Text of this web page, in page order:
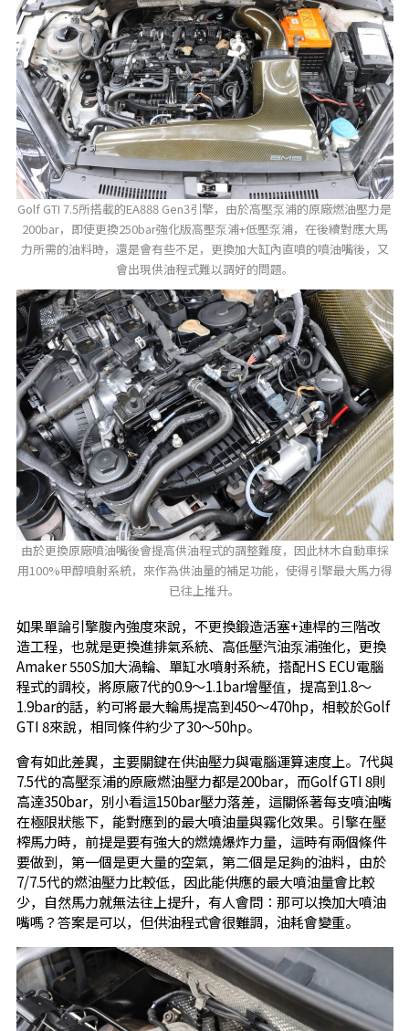
Golf GTI 7.5所搭載的EA888 Gen3引擎，由於高壓泵浦的原廠燃油壓力是
200bar，即使更換250bar強化版高壓泵浦+低壓泵浦，在後續對應大馬
力所需的油料時，還是會有些不足，更換加大缸內直噴的噴油嘴後，又
會出現供油程式難以調好的問題。
由於更換原廠噴油嘴後會提高供油程式的調整難度，因此林木自動車採
用100%甲醇噴射系統，來作為供油量的補足功能，使得引擎最大馬力得
已往上推升。
如果單論引擎腹內強度來說，不更換鍛造活塞+連桿的三階改
造工程，也就是更換進排氣系統、高低壓汽油泵浦強化，更換
Amaker 550S加大渦輪、單缸水噴射系統，搭配HS ECU電腦
程式的調校，將原廠7代的0.9～1.1bar增壓值，提高到1.8～
1.9bar的話，約可將最大輪馬提高到450～470hp，相較於Golf
GTI 8來說，相同條件約少了30～50hp。
會有如此差異，主要關鍵在供油壓力與電腦運算速度上。7代與
7.5代的高壓泵浦的原廠燃油壓力都是200bar，而Golf GTI 8則
高達350bar，別小看這150bar壓力落差，這關係著每支噴油嘴
在極限狀態下，能對應到的最大噴油量與霧化效果。引擎在壓
榨馬力時，前提是要有強大的燃燒爆炸力量，這時有兩個條件
要做到，第一個是更大量的空氣，第二個是足夠的油料，由於
7/7.5代的燃油壓力比較低，因此能供應的最大噴油量會比較
少，自然馬力就無法往上提升，有人會問：那可以換加大噴油
嘴嗎？答案是可以，但供油程式會很難調，油耗會變重。